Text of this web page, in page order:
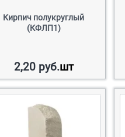
Кирпич полукруглый
(КФЛП1)
2,20 руб.шт